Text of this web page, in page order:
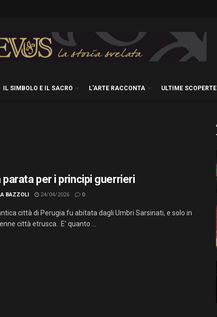
IL SIMBOLO E IL SACRO L’ARTE RACCONTA ULTIME SCOPERTE
parata per i principi guerrieri
BAZZOLI 24/04/2026 0
città di Perugia fu abitata dagli Umbri Sarsinati, e solo in
città etrusca. E' quanto ...